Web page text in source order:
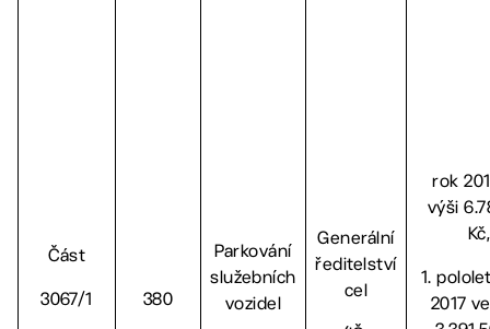
Část
3067/1 380
Parkování
služebních
vozidel
Generální
ředitelství
cel
rok
výši
Kč,
1.
2017